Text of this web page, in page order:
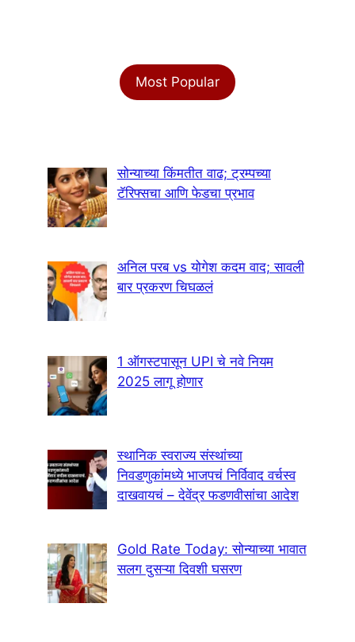
Most Popular
सोन्याच्या किंमतीत वाढ; ट्रम्पच्या
टॅरिफ्सचा आणि फेडचा प्रभाव
अनिल परब vs योगेश कदम वाद; सावली
बार प्रकरण चिघळलं
1 ऑगस्टपासून UPI चे नवे नियम
2025 लागू होणार
स्थानिक स्वराज्य संस्थांच्या
निवडणुकांमध्ये भाजपचं निर्विवाद वर्चस्व
दाखवायचं – देवेंद्र फडणवीसांचा आदेश
Gold Rate Today: सोन्याच्या भावात
सलग दुसऱ्या दिवशी घसरण